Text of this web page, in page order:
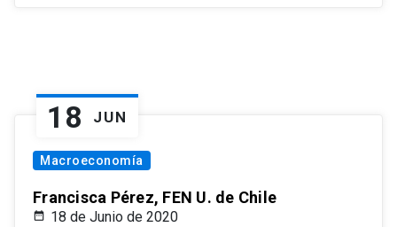
18 JUN
Macroeconomía
Francisca Pérez, FEN U. de Chile
18 de Junio de 2020